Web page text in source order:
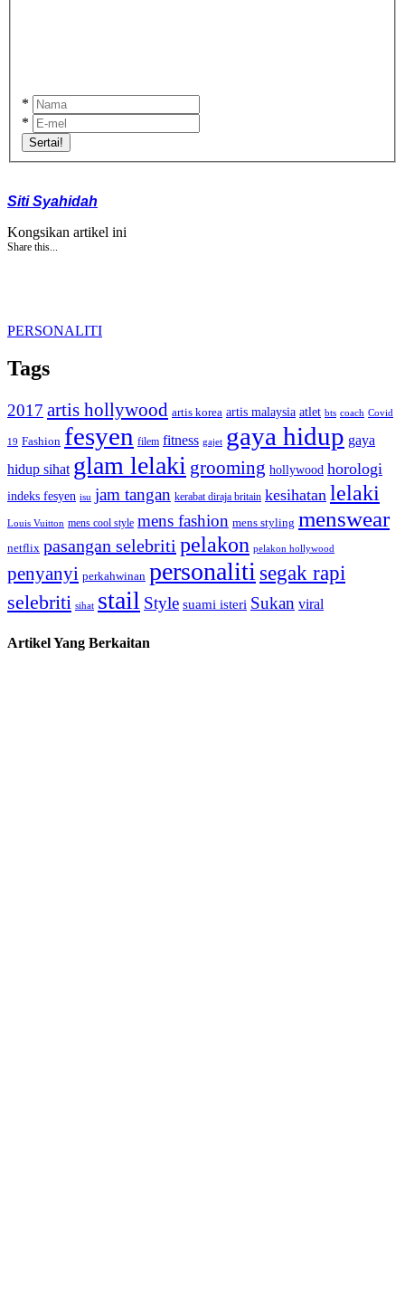
*
*
Sertai!
Siti Syahidah
Kongsikan artikel ini
Share this...
PERSONALITI
Tags
2017 artis hollywood artis korea artis malaysia atlet bts coach Covid
19 Fashion fesyen filem fitness gajet gaya hidup gaya
hidup sihat glam lelaki grooming hollywood horologi
indeks fesyen isu jam tangan kerabat diraja britain kesihatan lelaki
Louis Vuitton mens cool style mens fashion mens styling menswear
netflix pasangan selebriti pelakon pelakon hollywood
penyanyi perkahwinan personalitisegak rapi
selebriti sihat stail Style suami isteri Sukan viral
Artikel Yang Berkaitan